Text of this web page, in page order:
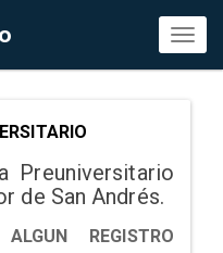
Preuniversitario
de San Andrés.
REGISTRO